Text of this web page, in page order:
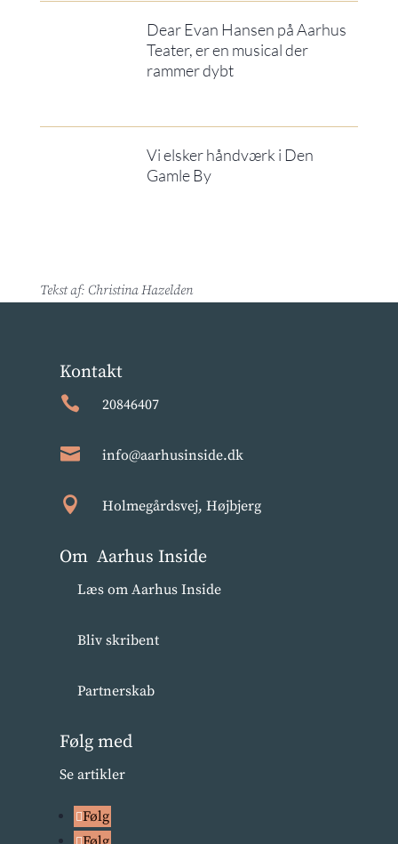
Dear Evan Hansen på Aarhus
Teater, er en musical der
rammer dybt
Vi elsker håndværk i Den
Gamle By
Tekst af: Christina Hazelden
Kontakt
 20846407
 info@aarhusinside.dk
 Holmegårdsvej, Højbjerg
Om Aarhus Inside
Læs om Aarhus Inside
Bliv skribent
Partnerskab
Følg med
Se artikler
Følg